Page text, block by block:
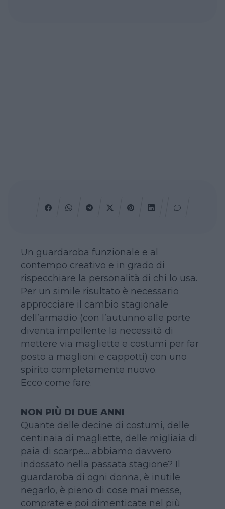
Un guardaroba funzionale e al
contempo creativo e in grado di
rispecchiare la personalità di chi lo usa.
Per un simile risultato è necessario
approcciare il cambio stagionale
dell’armadio (con l’autunno alle porte
diventa impellente la necessità di
mettere via magliette e costumi per far
posto a maglioni e cappotti) con uno
spirito completamente nuovo.
Ecco come fare.
NON PIÙ DI DUE ANNI
Quante delle decine di costumi, delle
centinaia di magliette, delle migliaia di
paia di scarpe… abbiamo davvero
indossato nella passata stagione? Il
guardaroba di ogni donna, è inutile
negarlo, è pieno di cose mai messe,
comprate e poi dimenticate nel più